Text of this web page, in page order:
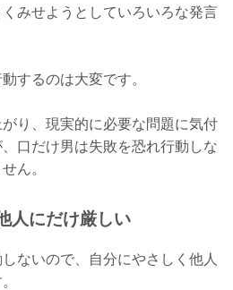
みせようとしていろいろな発言
するのは大変です。
り、現実的に必要な問題に気付
口だけ男は失敗を恐れ行動しな
ん。
人にだけ厳しい
ないので、自分にやさしく他人